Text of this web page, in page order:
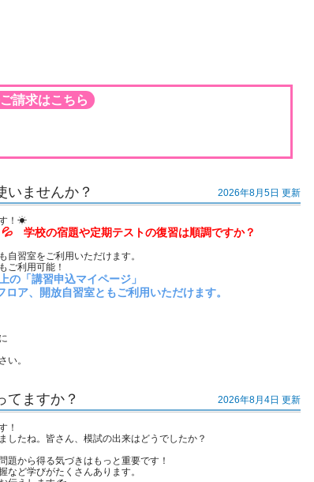
請求はこちら
ませんか？ 2026年8月5日 更新
！☀
学校の宿題や定期テストの復習は順調ですか？
習室をご利用いただけます。
ご利用可能！
の「講習申込マイページ」
ア、開放自習室ともご利用いただけます。
い。
てますか？ 2026年8月4日 更新
！
したね。皆さん、模試の出来はどうでしたか？
題から得る気づきはもっと重要です！
ど学びがたくさんあります。